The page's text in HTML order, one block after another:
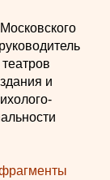
и